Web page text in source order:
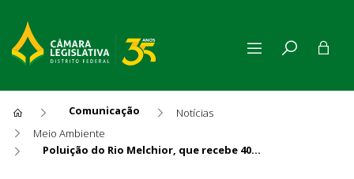
Comunicação
Notícias
Meio Ambiente
Poluição do Rio Melchior, que recebe 40% dos esgotos do DF, é tema debate na CLDF